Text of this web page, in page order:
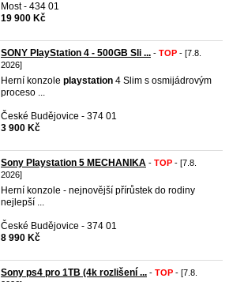
Most - 434 01
19 900 Kč
SONY PlayStation 4 - 500GB Sli ... - TOP - [7.8.
2026]
Herní konzole playstation 4 Slim s osmijádrovým
proceso ...
České Budějovice - 374 01
3 900 Kč
Sony Playstation 5 MECHANIKA - TOP - [7.8.
2026]
Herní konzole - nejnovější přírůstek do rodiny
nejlepší ...
České Budějovice - 374 01
8 990 Kč
Sony ps4 pro 1TB (4k rozlišení ... - TOP - [7.8.